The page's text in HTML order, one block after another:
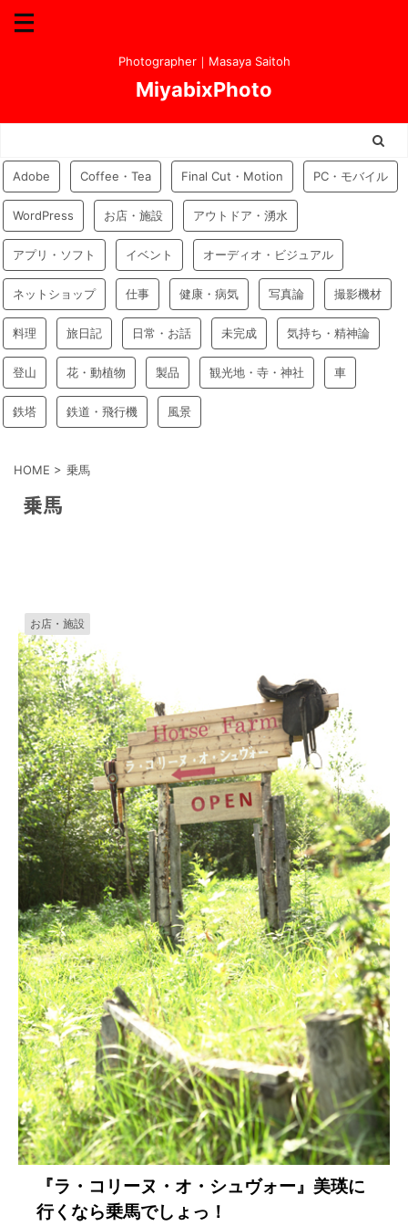
Photographer｜Masaya Saitoh
MiyabixPhoto
Adobe Coffee・Tea Final Cut・Motion PC・モバイル
WordPress お店・施設 アウトドア・湧水
アプリ・ソフト イベント オーディオ・ビジュアル
ネットショップ 仕事 健康・病気 写真論 撮影機材
料理 旅日記 日常・お話 未完成 気持ち・精神論
登山 花・動植物 製品 観光地・寺・神社 車
鉄塔 鉄道・飛行機 風景
HOME > 乗馬
乗馬
お店・施設
『ラ・コリーヌ・オ・シュヴォー』美瑛に
行くなら乗馬でしょっ！